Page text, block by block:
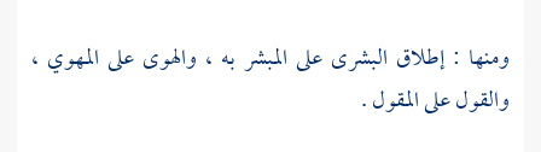
ومنها : إطلاق البشرى على المبشر به ، والهوى على المهوي ،
والقول على المقول .